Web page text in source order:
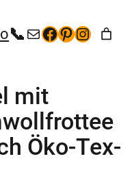
+49 (35267) 5 53 65kontakt@hunde-bekleidung.com
Facebook
Pinterest
mit
Öko-Tex-